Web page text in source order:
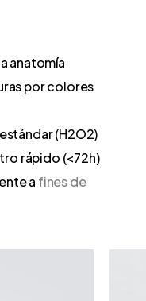
anatomía
por colores
(H2O2)
rápido (<72h)
a fines de